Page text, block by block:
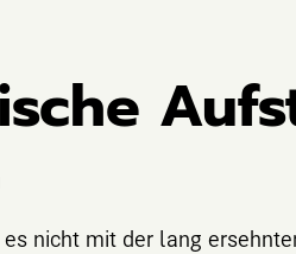
nicht mit der lang